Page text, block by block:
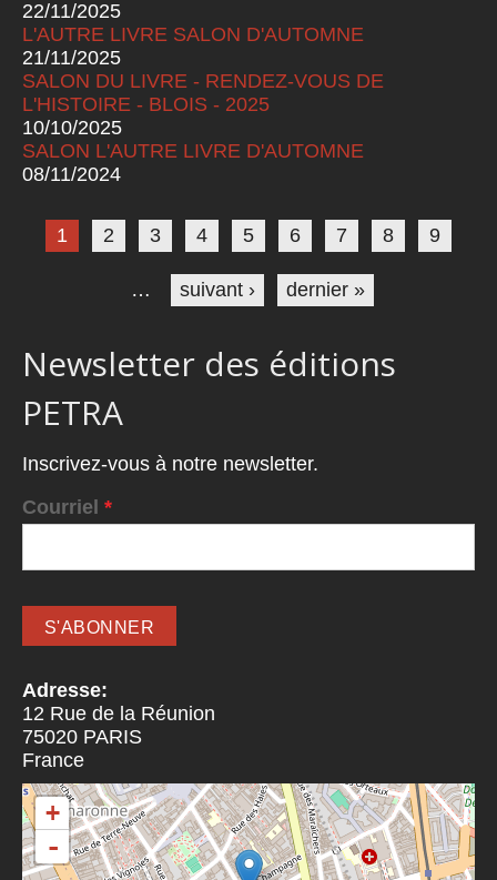
22/11/2025
L'AUTRE LIVRE SALON D'AUTOMNE
21/11/2025
SALON DU LIVRE - RENDEZ-VOUS DE
L'HISTOIRE - BLOIS - 2025
10/10/2025
SALON L'AUTRE LIVRE D'AUTOMNE
08/11/2024
Pages
1 2 3 4 5 6 7 8 9
… suivant › dernier »
Newsletter des éditions
PETRA
Inscrivez-vous à notre newsletter.
Courriel *
Adresse:
12 Rue de la Réunion
75020 PARIS
France
+
-